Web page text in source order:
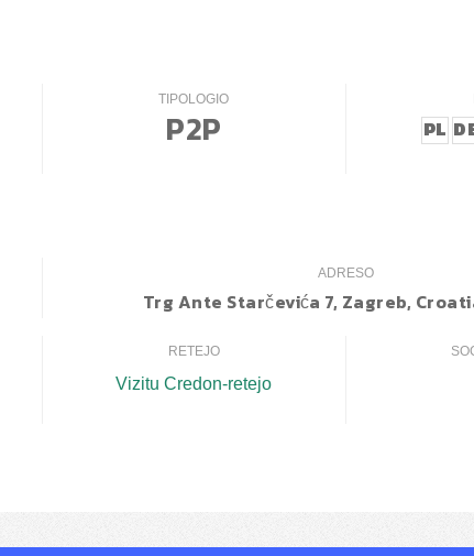
TIPOLOGIO
P2P PL
ADRESO
Trg Ante Starčevića 7, Zagreb,
RETEJO
Vizitu Credon-retejo